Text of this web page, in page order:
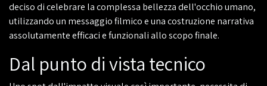
deciso di celebrare la complessa bellezza dell'occhio umano,
utilizzando un messaggio filmico e una costruzione narrativa
assolutamente efficaci e funzionali allo scopo finale.
Dal punto di vista tecnico